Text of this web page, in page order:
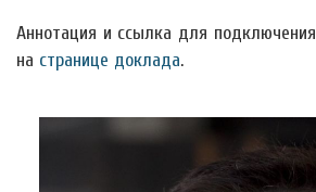
Аннотация и ссылка для
на странице доклада.